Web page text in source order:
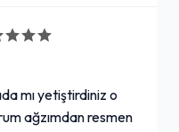
mı yetiştirdiniz o
ağzımdan resmen